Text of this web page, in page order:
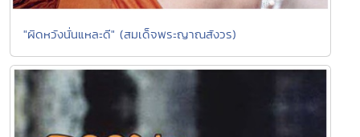
"ผิดหวังนั่นแหละดี" (สมเด็จพระญาณสังวร)